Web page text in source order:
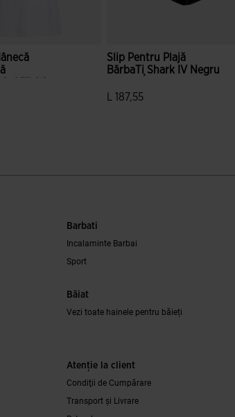
Slip Pentru Plajă
BărbaȚi Shark IV Negru
L 187,55
Barbati
Incalaminte Barbai
Sport
Băiat
Vezi toate hainele pentru băieți
Atenţie la client
Condiţii de Cumpărare
Transport și Livrare